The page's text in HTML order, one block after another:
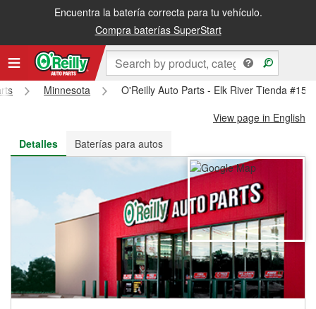
Encuentra la batería correcta para tu vehículo.
Compra baterías SuperStart
Recibe tu orden gratis al día siguiente o recógela en la tienda
Minnesota
O'Reilly Auto Parts - Elk River Tienda
View page in English
Detalles
Baterías para autos